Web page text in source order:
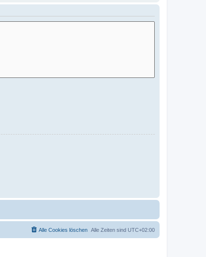
Alle Zeiten sind UTC+02:00
Alle Cookies löschen